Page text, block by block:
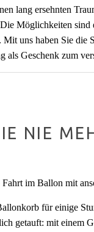
lang ersehnten
Möglichkeiten sind
Mit uns haben Sie die
als Geschenk zum
NIE
Fahrt im Ballon mit
für einige
getauft: mit einem